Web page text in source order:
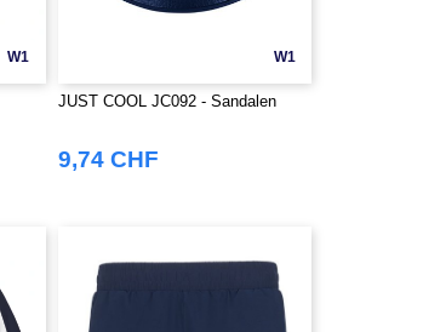
W1 W1
JUST COOL JC092 - Sandalen
9,74 CHF